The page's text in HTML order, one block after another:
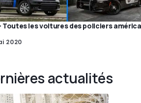
Toutes les voitures des policiers
2020
actualités